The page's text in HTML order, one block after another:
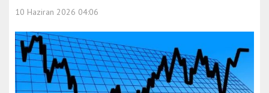
10 Haziran 2026 04:06